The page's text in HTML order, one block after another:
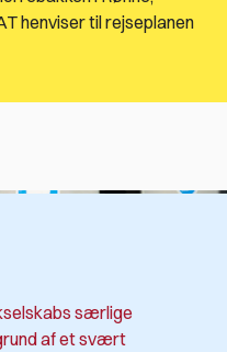
henviser til rejseplanen
særlige
af et svært